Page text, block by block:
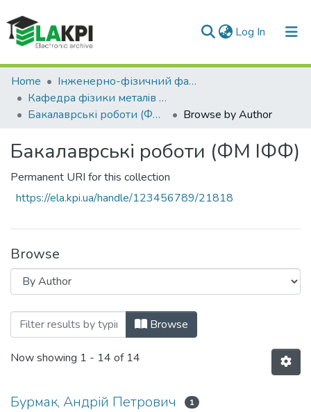
Log In (current)
Communities & Collections
All of DSpace
Home
Інженерно-фізичний факультет (ІФФ)
Кафедра фiзики металiв (ФМ ІФФ)
Бакалаврські роботи (ФМ ІФФ)
Browse by Author
Бакалаврські роботи (ФМ ІФФ)
Permanent URI for this collection
https://ela.kpi.ua/handle/123456789/21818
Browse
Browsing Бакалаврські роботи (ФМ
Browse
Now showing 1 - 14 of 14
Бурмак, Андрій Петрович 1